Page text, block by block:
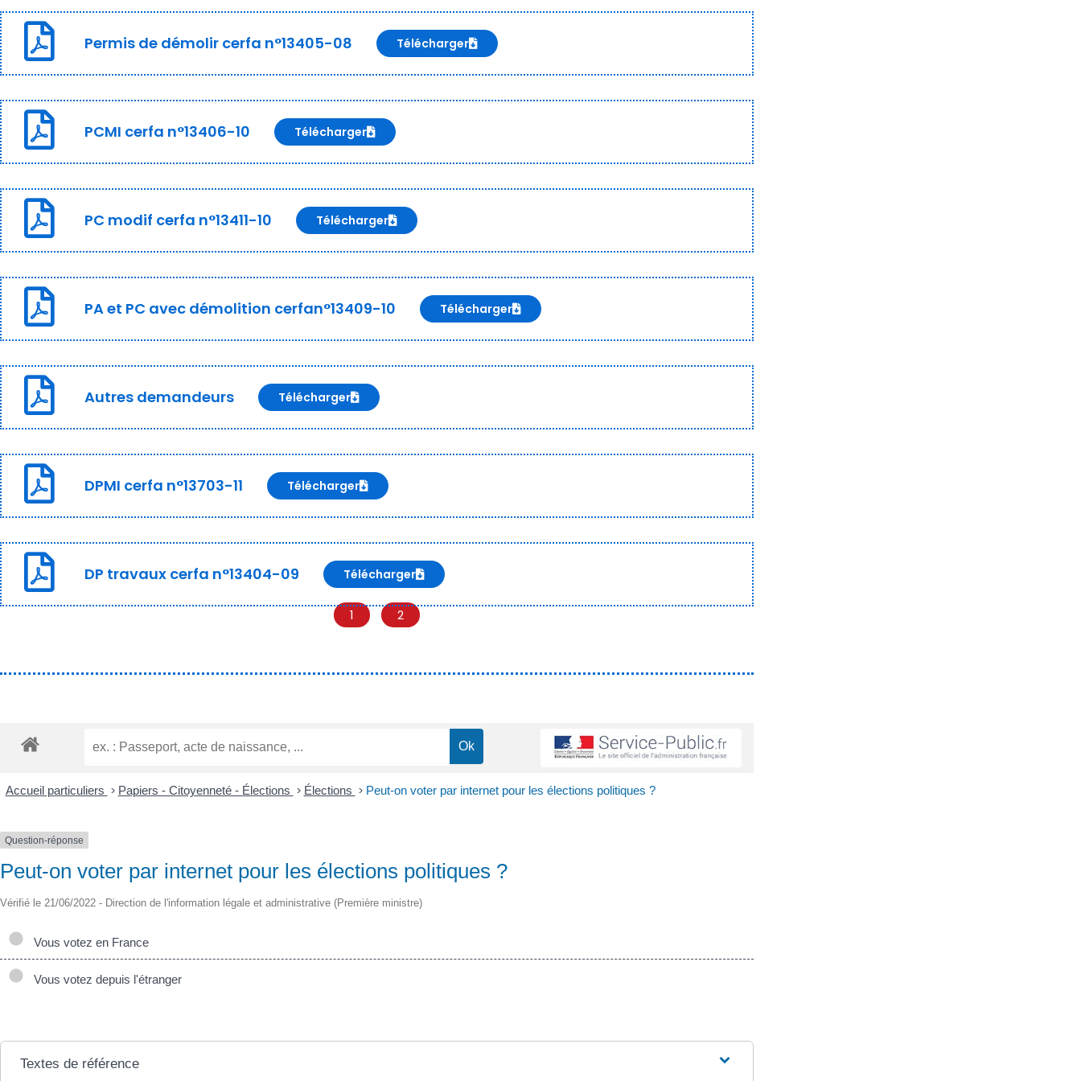
Permis de démolir cerfa n°13405-08 Télécharger
PCMI cerfa n°13406-10 Télécharger
PC modif cerfa n°13411-10 Télécharger
PA et PC avec démolition cerfan°13409-10 Télécharger
Autres demandeurs Télécharger
DPMI cerfa n°13703-11 Télécharger
DP travaux cerfa n°13404-09 Télécharger
1 2
Accueil particuliers > Papiers - Citoyenneté - Élections > Élections > Peut-on voter par internet pour les élections politiques ?
Question-réponse
Peut-on voter par internet pour les élections politiques ?
Vérifié le 21/06/2022 - Direction de l'information légale et administrative (Première ministre)
Vous votez en France
Vous votez depuis l'étranger
Textes de référence